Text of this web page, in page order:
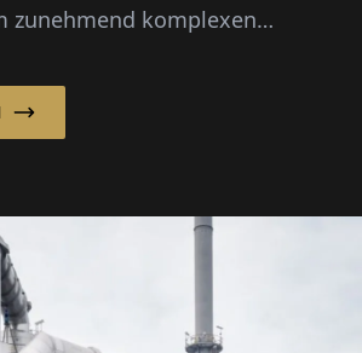
zunehmend komplexen
Schiffdesign mit einem